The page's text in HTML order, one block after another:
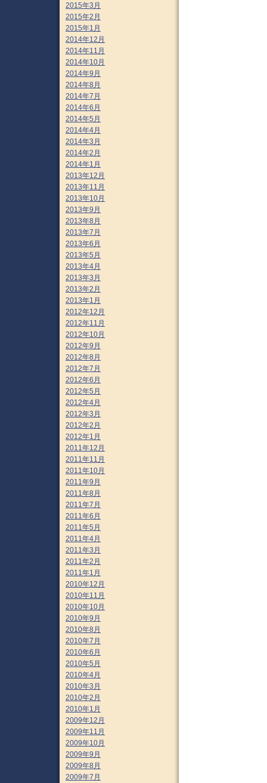
2015年3月
2015年2月
2015年1月
2014年12月
2014年11月
2014年10月
2014年9月
2014年8月
2014年7月
2014年6月
2014年5月
2014年4月
2014年3月
2014年2月
2014年1月
2013年12月
2013年11月
2013年10月
2013年9月
2013年8月
2013年7月
2013年6月
2013年5月
2013年4月
2013年3月
2013年2月
2013年1月
2012年12月
2012年11月
2012年10月
2012年9月
2012年8月
2012年7月
2012年6月
2012年5月
2012年4月
2012年3月
2012年2月
2012年1月
2011年12月
2011年11月
2011年10月
2011年9月
2011年8月
2011年7月
2011年6月
2011年5月
2011年4月
2011年3月
2011年2月
2011年1月
2010年12月
2010年11月
2010年10月
2010年9月
2010年8月
2010年7月
2010年6月
2010年5月
2010年4月
2010年3月
2010年2月
2010年1月
2009年12月
2009年11月
2009年10月
2009年9月
2009年8月
2009年7月